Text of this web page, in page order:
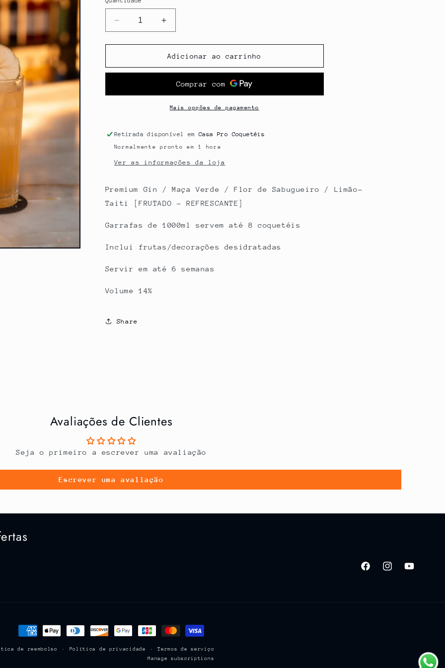
Diminuir
a
quantidade
ENGLISH
Aumentar
a
quantidade
de
ENGLISH
Adicionar ao carrinho
Mais opções de pagamento
Retirada disponível em Casa Pro Coquetéis
Normalmente pronto em 1 hora
Ver as informações da loja
Premium Gin / Maça Verde / Flor de Sabugueiro / Limão-
Taiti
[FRUTADO - REFRESCANTE]
Garrafas de 1000ml servem até 8 coquetéis
Inclui frutas/decorações desidratadas
Servir em até 6 semanas
Volume 14%
Share
Avaliações de Clientes
Seja o primeiro a escrever uma avaliação
Escrever uma avaliação
FacebookInstagramYouTube
Formas
de reembolso Política de privacidade
Termos de serviço
Manage subscriptions